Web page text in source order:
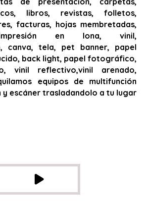
libros, revistas, folletos,
facturas, hojas membretadas,
en lona, vinil,
canva, tela, pet banner, papel
back light, papel fotográfico,
vinil reflectivo,vinil arenado,
equipos de multifunción
y escáner trasladandolo a tu lugar